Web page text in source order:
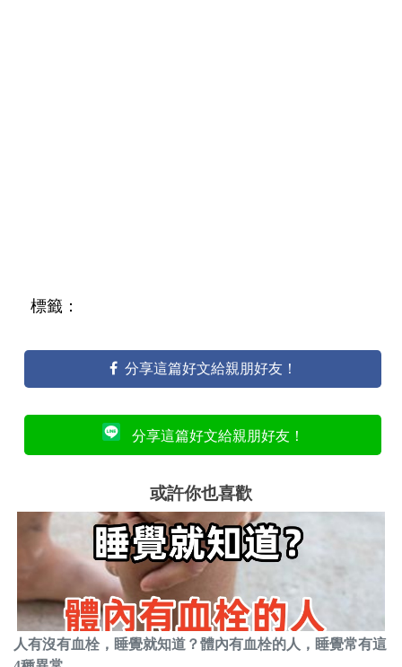
標籤：
分享這篇好文給親朋好友！
分享這篇好文給親朋好友！
或許你也喜歡
人有沒有血栓，睡覺就知道？體內有血栓的人，睡覺常有這